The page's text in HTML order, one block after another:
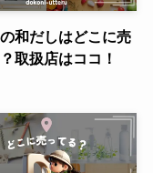
和だしはどこに売
取扱店はココ！